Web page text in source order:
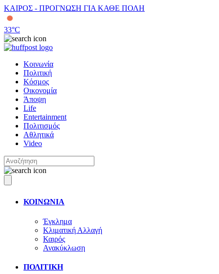
ΚΑΙΡΟΣ - ΠΡΟΓΝΩΣΗ ΓΙΑ ΚΑΘΕ ΠΟΛΗ
33°C
Κοινωνία
Πολιτική
Κόσμος
Οικονομία
Άποψη
Life
Entertainment
Πολιτισμός
Αθλητικά
Video
ΚΟΙΝΩΝΙΑ
Έγκλημα
Κλιματική Αλλαγή
Καιρός
Ανακύκλωση
ΠΟΛΙΤΙΚΗ